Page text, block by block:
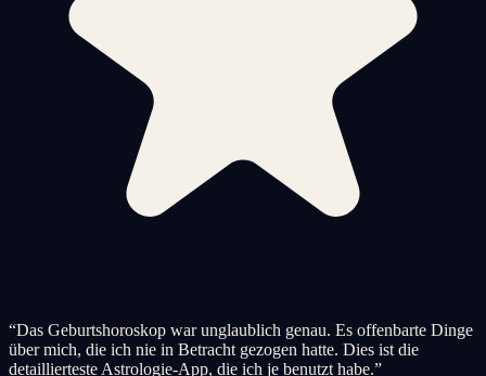
“Das Geburtshoroskop war unglaublich genau. Es offenbarte Dinge
über mich, die ich nie in Betracht gezogen hatte. Dies ist die
detaillierteste Astrologie-App, die ich je benutzt habe.”